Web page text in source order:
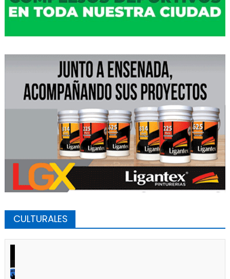
CULTURALES